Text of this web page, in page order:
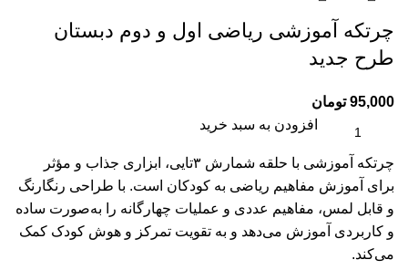
چرتکه آموزشی ریاضی اول و دوم دبستان
طرح جدید
95,000 تومان
افزودن به سبد خرید
چرتکه آموزشی با حلقه شمارش ۳تایی، ابزاری جذاب و مؤثر
برای آموزش مفاهیم ریاضی به کودکان است. با طراحی رنگارنگ
و قابل لمس، مفاهیم عددی و عملیات چهارگانه را به‌صورت ساده
و کاربردی آموزش می‌دهد و به تقویت تمرکز و هوش کودک کمک
می‌کند.